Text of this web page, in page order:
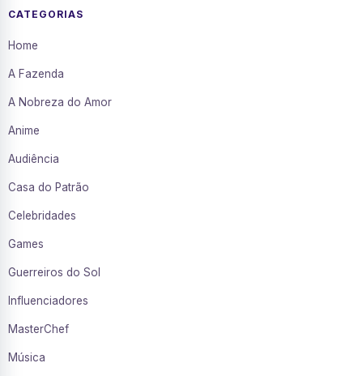
CATEGORIAS
Home
A Fazenda
A Nobreza do Amor
Anime
Audiência
Casa do Patrão
Celebridades
Games
Guerreiros do Sol
Influenciadores
MasterChef
Música